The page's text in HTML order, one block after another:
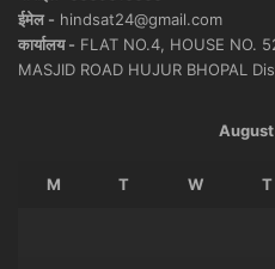
ईमेल - hindsat24@gmail.com
कार्यालय - FLAT NO.4, HOUSE NO.
MASJID ROAD HUJUR BHOPAL
M T W T